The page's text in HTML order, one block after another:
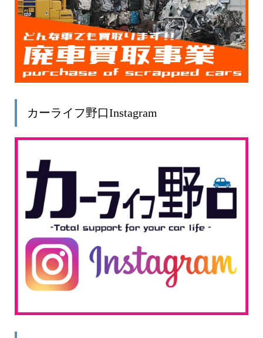
カーライフ野口Instagram